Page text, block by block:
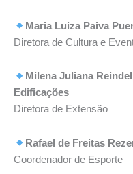
Maria Luiza Paiva
Diretora de Cultura e
Milena Juliana
Edificações
Diretora de Extensão
Rafael de Freitas
Coordenador de Esporte